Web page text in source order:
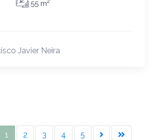
55 m
Javier Neira
1 2 3 4 5